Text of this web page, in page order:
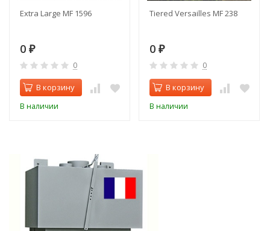
Extra Large MF 1596
0 ₽
0
В корзину
В наличии
Tiered Versailles MF 238
0 ₽
0
В корзину
В наличии